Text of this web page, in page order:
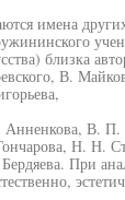
имена
близка
В.
В. П.
Н. Н.
При